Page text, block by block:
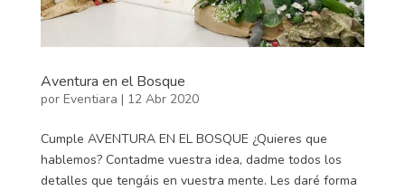
Aventura en el Bosque
por Eventiara | 12 Abr 2020
Cumple AVENTURA EN EL BOSQUE ¿Quieres que
hablemos? Contadme vuestra idea, dadme todos los
detalles que tengáis en vuestra mente. Les daré forma